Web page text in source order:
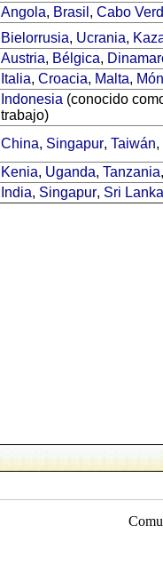
Angola, Brasil , Cabo
Bielorrusia, Ucrania,
Austria, Bélgica,
Italia, Croacia, Malta,
Indonesia (conocido
trabajo)
China, Singapur, Taiwán,
Kenia, Uganda, Tanzania,
India, Singapur, Sri Lanka